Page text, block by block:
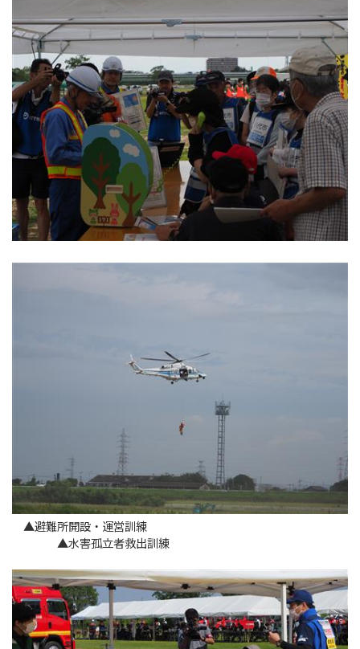
▲避難所開設・運営訓練
▲水害孤立者救出訓練